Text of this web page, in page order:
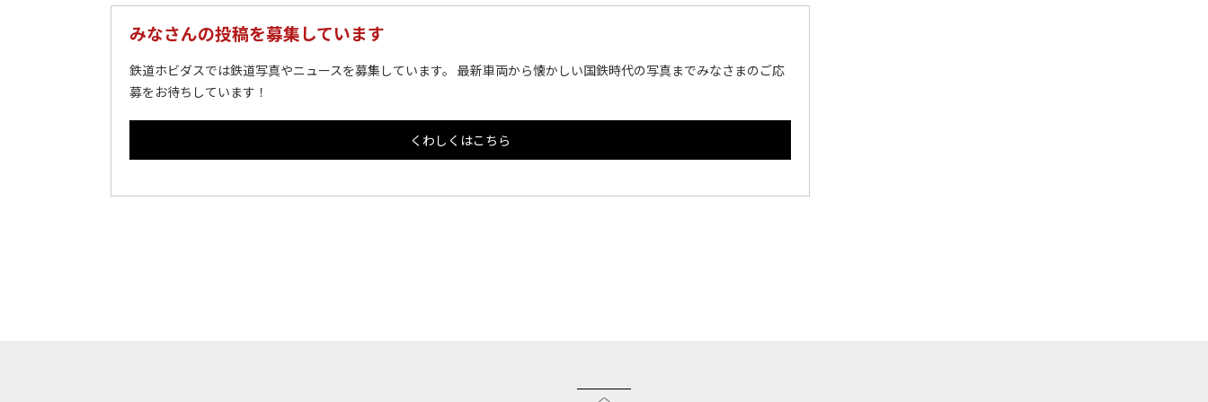
みなさんの投稿を募集しています
鉄道ホビダスでは鉄道写真やニュースを募集しています。 最新車両から懐かしい国鉄時代の写真までみなさまのご応
募をお待ちしています！
くわしくはこちら